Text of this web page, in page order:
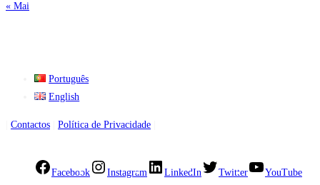
« Mai
Português
English
Contactos Política de Privacidade
Facebook Instagram LinkedIn Twitter YouTube